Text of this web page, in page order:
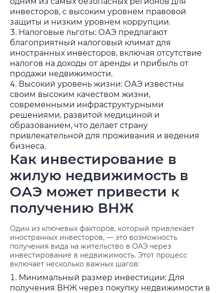
инвесторов, с высоким уровнем правовой
защиты и низким уровнем коррупции.
Налоговые льготы: ОАЭ предлагают
благоприятный налоговый климат для
иностранных инвесторов, включая отсутствие
налогов на доходы от аренды и прибыль от
продажи недвижимости.
Высокий уровень жизни: ОАЭ известны
своим высоким качеством жизни,
современными инфраструктурными
решениями, развитой медициной и
образованием, что делает страну
привлекательной для проживания и ведения
бизнеса.
Как инвестирование в
жилую недвижимость в
ОАЭ может привести к
получению ВНЖ
Один из ключевых факторов, который привлекает
иностранных инвесторов, — это возможность
получения вида на жительство в ОАЭ через
инвестирование в недвижимость. Этот процесс
включает несколько важных шагов:
Минимальный размер инвестиции: Для
получения ВНЖ через покупку недвижимости в